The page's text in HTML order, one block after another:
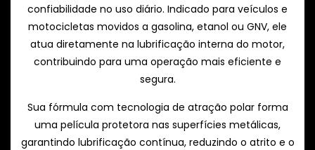
confiabilidade no uso diário. Indicado para veículos e
motocicletas movidos a gasolina, etanol ou GNV, ele
atua diretamente na lubrificação interna do motor,
contribuindo para uma operação mais eficiente e
segura.
Sua fórmula com tecnologia de atração polar forma
uma película protetora nas superfícies metálicas,
garantindo lubrificação contínua, reduzindo o atrito e o